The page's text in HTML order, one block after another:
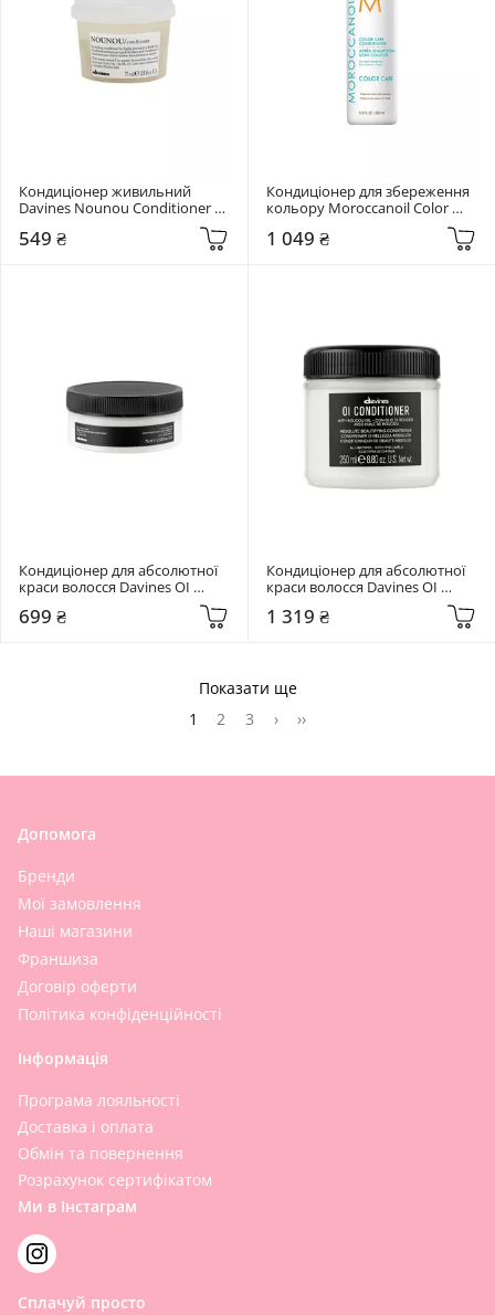
Кондиціонер живильний
Davines Nounou Conditioner 75
549 ₴
Кондиціонер для збереження
кольору Moroccanoil Color
1 049 ₴
Кондиціонер для абсолютної
краси волосся Davines OI
699 ₴
Кондиціонер для абсолютної
краси волосся Davines OI
1 319 ₴
Показати ще
1
2 3 › ››
Допомога
Бренди
Мої замовлення
Наші магазини
Франшиза
Договір оферти
Політика конфіденційності
Інформація
Програма лояльності
Доставка і оплата
Обмін та повернення
Розрахунок сертифікатом
Ми в Інстаграм
Сплачуй просто